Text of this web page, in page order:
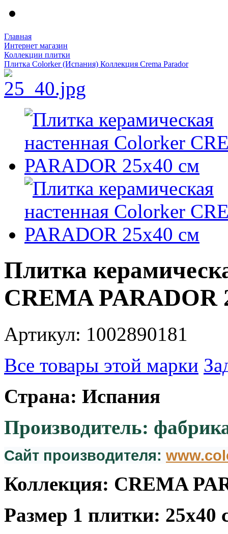
Главная
Интернет магазин
Коллекции плитки
Плитка Colorker (Испания) Коллекция Crema Parador
Плитка
CREMA PARADOR
Артикул: 1002890181
Все товары этой марки
Страна: Испания
Производитель:
Сайт производителя:
Коллекция: CREMA
Размер 1 плитки: 25x40